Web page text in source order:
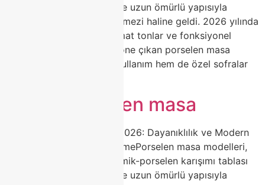
ile çizilmez, leke tutmaz ve uzun ömürlü yapısıyla
yemek odalarının vazgeçilmezi haline geldi. 2026 yılında
doğal mermer desenleri, mat tonlar ve fonksiyonel
açılabilir mekanizmalarla öne çıkan porselen masa
seçenekleri, hem günlük kullanım hem de özel sofralar
Beyaz porselen masa
Porselen Masa Modelleri 2026: Dayanıklılık ve Modern
Estetiğin Zirvesi | ClasshomePorselen masa modelleri,
yüksek ısıda pişirilen seramik-porselen karışımı tablası
ile çizilmez, leke tutmaz ve uzun ömürlü yapısıyla